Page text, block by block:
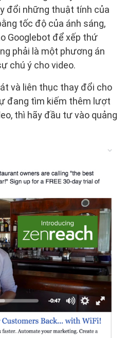
đổi những thuật tính của
tốc độ của ánh sáng,
Googlebot để xếp thứ
phải là một phương án
chú ý cho video.
và liên thục thay đổi cho
đang tìm kiếm thêm lượt
thì hãy đầu tư vào quảng